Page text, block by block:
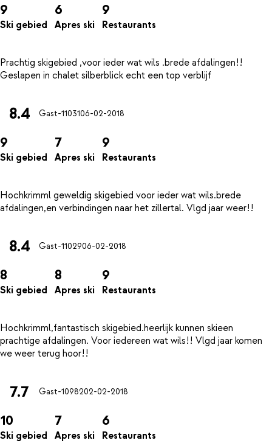
9
Ski gebied
6
Apres ski
9
Restaurants
Prachtig skigebied ,voor ieder wat wils .brede afdalingen!!
8.4 Gast-1103106-02-2018
9
Ski gebied
7
Apres ski
9
Restaurants
Hochkrimml geweldig skigebied voor ieder wat wils.brede
8.4 Gast-1102906-02-2018
8
Ski gebied
8
Apres ski
9
Restaurants
Hochkrimml,fantastisch skigebied.heerlijk kunnen skieen
prachtige afdalingen. Voor iedereen wat wils!! Vlgd jaar komen
7.7 Gast-1098202-02-2018
10
Ski gebied
7
Apres ski
6
Restaurants